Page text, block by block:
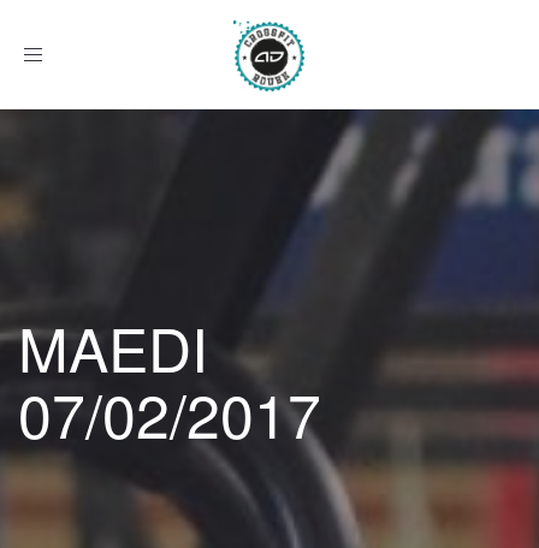
Afficher
MAEDI
07/02/2017